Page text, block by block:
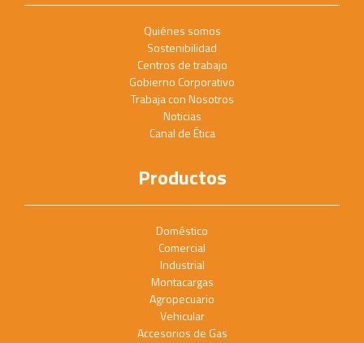
Quiénes somos
Sostenibilidad
Centros de trabajo
Gobierno Corporativo
Trabaja con Nosotros
Noticias
Canal de Ética
Productos
Doméstico
Comercial
Industrial
Montacargas
Agropecuario
Vehicular
Accesorios de Gas